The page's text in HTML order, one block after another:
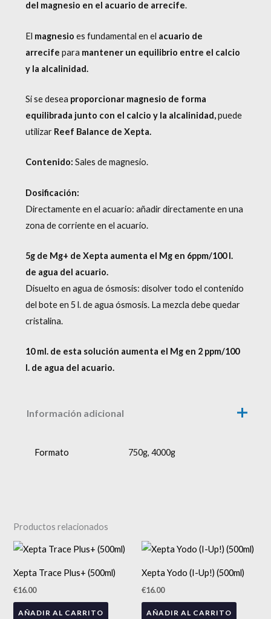
del magnesio en el acuario de arrecife.
El magnesio es fundamental en el acuario de
arrecife para mantener un equilibrio entre el calcio
y la alcalinidad.
Si se desea proporcionar magnesio de forma
equilibrada junto con el calcio y la alcalinidad,puede
utilizar Reef Balance de Xepta.
Contenido: Sales de magnesio.
Dosificación:
Directamente en el acuario: añadir directamente en una
zona de corriente en el acuario.
5g de Mg+ de Xepta aumenta el Mg en 6ppm/100 l.
de agua del acuario.
Disuelto en agua de ósmosis: disolver todo el contenido
del bote en 5 l. de agua ósmosis. La mezcla debe quedar
cristalina.
10 ml. de esta solución aumenta el Mg en 2 ppm/100
l. de agua del acuario.
Información adicional
Formato 750g, 4000g
Productos relacionados
Xepta Trace Plus+ (500ml)
€16.00
AÑADIR AL CARRITO
Xepta Yodo (I-Up!) (500ml)
€16.00
AÑADIR AL CARRITO